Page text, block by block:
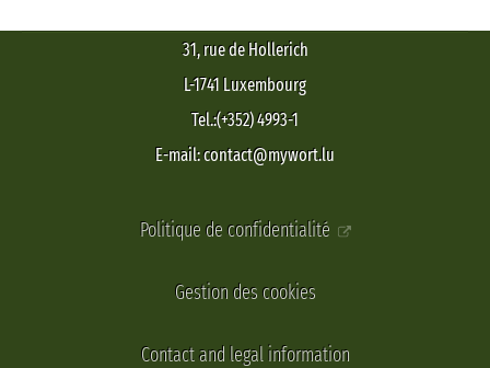
31, rue de Hollerich
L-1741 Luxembourg
Tel.:(+352) 4993-1
E-mail: contact@mywort.lu
Politique de confidentialité
Gestion des cookies
Contact and legal information